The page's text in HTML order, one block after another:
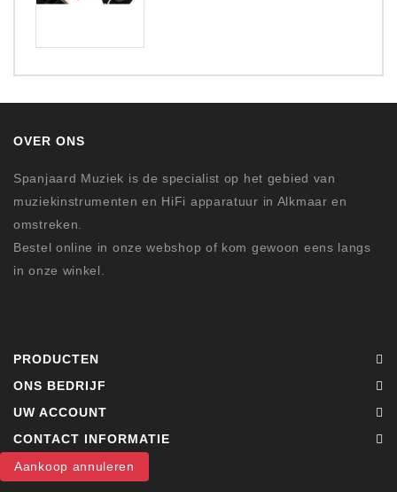
OVER ONS
Spanjaard Muziek is de specialist op het gebied van
muziekinstrumenten en HiFi apparatuur in Alkmaar en
omstreken.
Bestel online in onze webshop of kom gewoon eens langs
in onze winkel.
PRODUCTEN
ONS BEDRIJF
UW ACCOUNT
CONTACT INFORMATIE
Aankoop annuleren